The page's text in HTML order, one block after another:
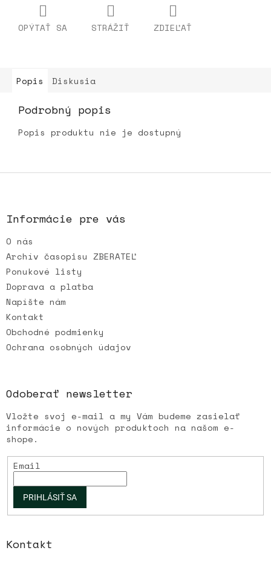
OPÝTAŤ SA STRÁŽIŤ ZDIEĽAŤ
Popis Diskusia
Podrobný popis
Popis produktu nie je dostupný
Z
i
e
Informácie pre vás
O nás
Archív časopisu ZBERATEĽ
Ponukové listy
Doprava a platba
Napíšte nám
Kontakt
Obchodné podmienky
Ochrana osobných údajov
Odoberať newsletter
Vložte svoj e-mail a my Vám budeme zasielať
informácie o nových produktoch na našom e-
shope.
Email
PRIHLÁSIŤ SA
Kontakt